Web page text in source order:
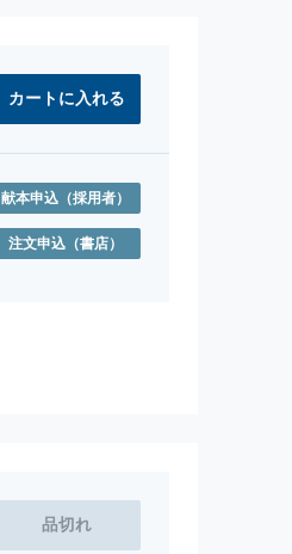
献本申込 （採用者）
注文申込 （書店）